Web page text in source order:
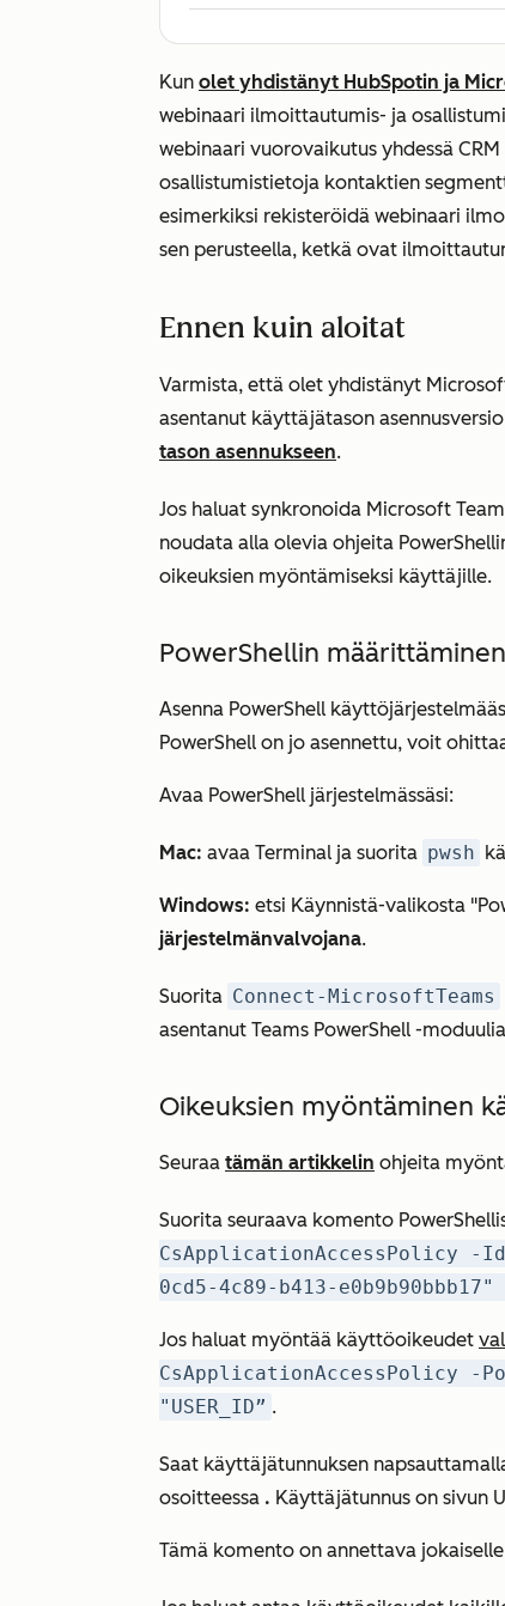
Kun olet yhdistänyt HubSpotin ja
webinaari ilmoittautumis- ja
webinaari vuorovaikutus yhdessä
osallistumistietoja kontaktien
esimerkiksi rekisteröidä webinaari
sen perusteella, ketkä ovat
Ennen kuin aloitat
Varmista, että olet yhdistänyt
asentanut käyttäjätason
tason asennukseen.
Jos haluat synkronoida Microsoft
noudata alla olevia ohjeita
oikeuksien myöntämiseksi käyttäjille.
PowerShellin
Asenna PowerShell
PowerShell on jo asennettu, voit
Avaa PowerShell järjestelmässäsi:
Mac: avaa Terminal ja suorita pwsh
Windows: etsi Käynnistä-valikosta
järjestelmänvalvojana.
Suorita Connect-MicrosoftTeams
asentanut Teams PowerShell -
Oikeuksien myöntäminen
Seuraa tämän artikkelin ohjeita
Suorita seuraava komento
CsApplicationAccessPolicy -
0cd5-4c89-b413-e0b9b90bbb17"
Jos haluat myöntää käyttöoikeudet
CsApplicationAccessPolicy -
"USER_ID” .
Saat käyttäjätunnuksen
osoitteessa . Käyttäjätunnus on sivun
Tämä komento on annettava